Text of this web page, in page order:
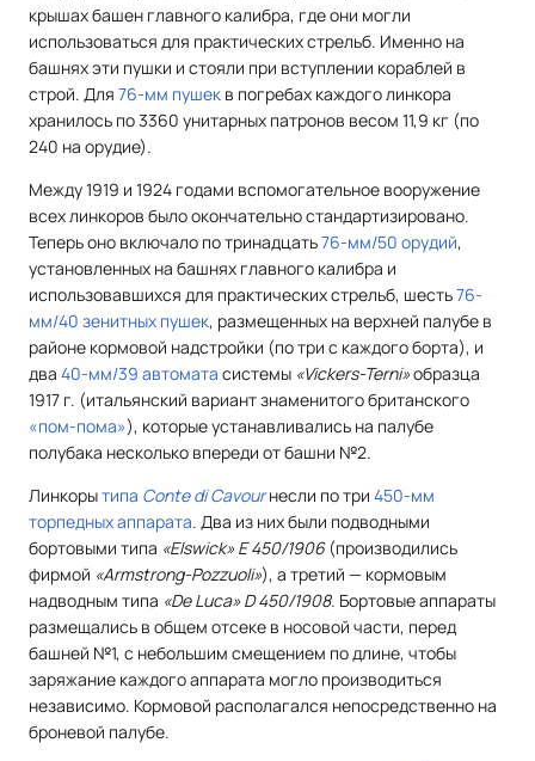
крышах башен главного калибра, где они могли
использоваться для практических стрельб. Именно на
башнях эти пушки и стояли при вступлении кораблей в
строй. Для 76-мм пушек в погребах каждого линкора
хранилось по 3360 унитарных патронов весом 11,9 кг (по
240 на орудие).
Между 1919 и 1924 годами вспомогательное вооружение
всех линкоров было окончательно стандартизировано.
Теперь оно включало по тринадцать76-мм/50 орудий,
установленных на башнях главного калибра и
использовавшихся для практических стрельб, шесть76-
мм/40 зенитных пушек, размещенных на верхней палубе в
районе кормовой надстройки (по три с каждого борта), и
два 40-мм/39 автомата системы «Vickers-Terni»образца
1917 г. (итальянский вариант знаменитого британского
«пом-пома»), которые устанавливались на палубе
полубака несколько впереди от башни №2.
Линкорытипа Conte di Cavourнесли по три 450-мм
торпедных аппарата. Два из них были подводными
бортовыми типа «Elswick» Е 450/1906(производились
фирмой «Armstrong-Pozzuoli»), а третий — кормовым
надводным типа «De Luca» D 450/1908. Бортовые аппараты
размещались в общем отсеке в носовой части, перед
башней №1, с небольшим смещением по длине, чтобы
заряжание каждого аппарата могло производиться
независимо. Кормовой располагался непосредственно на
броневой палубе.